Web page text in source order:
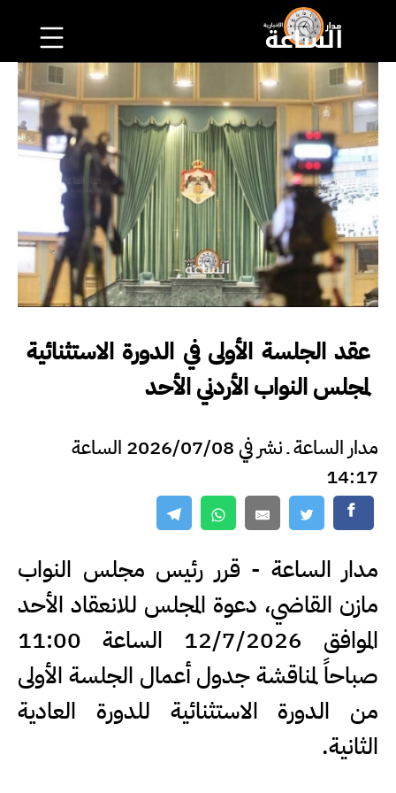
عقد الجلسة الأولى في الدورة الاستثنائية
لمجلس النواب الأردني الأحد
مدار الساعة ـ نشر في 2026/07/08 الساعة
14:17
مدار الساعة - قرر رئيس مجلس النواب
مازن القاضي، دعوة المجلس للانعقاد الأحد
الموافق 12/7/2026 الساعة 11:00
صباحاً لمناقشة جدول أعمال الجلسة الأولى
من الدورة الاستثنائية للدورة العادية
الثانية.